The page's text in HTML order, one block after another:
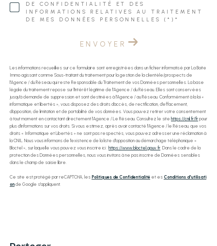
DE CONFIDENTIALITÉ ET DES
INFORMATIONS RELATIVES AU TRAITEMENT
DE MES DONNÉES PERSONNELLES (*)*
ENVOYER
Les informations recueillies sur ce formulaire sont enregistrées dans un fichier informatisé par La Boite
Immo agissant comme Sous-traitant du traitement pour la gestion de la clientèle/prospects de
l'Agence / du Réseau qui reste Responsable du Traitement de vos Données personnelles. La base
légale du traitement repose sur l'intérêt légitime de l'Agence / du Réseau. Elles sont conservées
jusqu'à demande de suppression et sont destinées à l'Agence / au Réseau. Conformément à la loi «
informatique et libertés », vous disposez des droits d’accès, de rectification, d’effacement,
d’opposition, de limitation et de portabilité de vos données. Vous pouvez retirer votre consentement
à tout moment en contactant directement l’Agence / Le Réseau. Consultez le site https://cnil.fr/frpour
plus d’informations sur vos droits. Si vous estimez, après avoir contacté l'Agence / le Réseau, que vos
droits « Informatique et Libertés » ne sont pas respectés, vous pouvez adresser une réclamation à
la CNIL. Nous vous informons de l’existence de la liste d'opposition au démarchage téléphonique «
Bloctel », sur laquelle vous pouvez vous inscrire ici : https://www.bloctel.gouv.fr . Dans le cadre de la
protection des Données personnelles, nous vous invitons à ne pas inscrire de Données sensibles
dans le champ de saisie libre.
Ce site est protégé par reCAPTCHA, lesPolitiques de Confidentialité et es Conditions d'utilisati
onde Google s'appliquent.